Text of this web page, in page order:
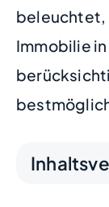
beleuchtet,
Immobilie